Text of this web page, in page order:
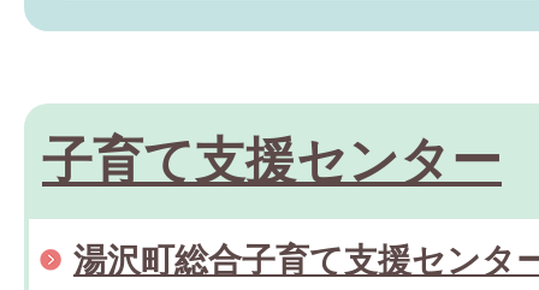
子育て支援センター
湯沢町総合子育て支援センタ